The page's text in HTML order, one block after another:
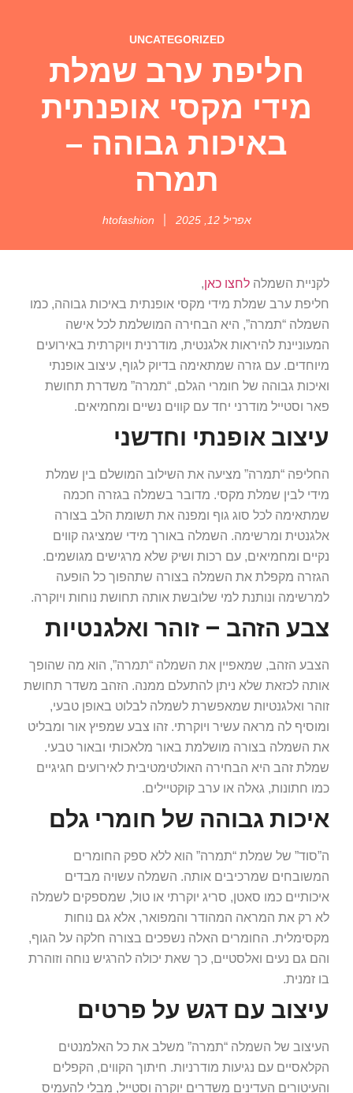
UNCATEGORIZED
חליפת ערב שמלת
מידי מקסי אופנתית
באיכות גבוהה –
תמרה
אפריל 12, 2025 htofashion
לקניית השמלה לחצו כאן,
חליפת ערב שמלת מידי מקסי אופנתית באיכות גבוהה, כמו
השמלה “תמרה”, היא הבחירה המושלמת לכל אישה
המעוניינת להיראות אלגנטית, מודרנית ויוקרתית באירועים
מיוחדים. עם גזרה שמתאימה בדיוק לגוף, עיצוב אופנתי
ואיכות גבוהה של חומרי הגלם, “תמרה” משדרת תחושת
פאר וסטייל מודרני יחד עם קווים נשיים ומחמיאים.
עיצוב אופנתי וחדשני
החליפה “תמרה” מציעה את השילוב המושלם בין שמלת
מידי לבין שמלת מקסי. מדובר בשמלה בגזרה חכמה
שמתאימה לכל סוג גוף ומפנה את תשומת הלב בצורה
אלגנטית ומרשימה. השמלה באורך מידי שמציגה קווים
נקיים ומחמיאים, עם רכות ושיק שלא מרגישים מגושמים.
הגזרה מקפלת את השמלה בצורה שתהפוך כל הופעה
למרשימה ונותנת למי שלובשת אותה תחושת נוחות ויוקרה.
צבע הזהב – זוהר ואלגנטיות
הצבע הזהב, שמאפיין את השמלה “תמרה”, הוא מה שהופך
אותה לכזאת שלא ניתן להתעלם ממנה. הזהב משדר תחושת
זוהר ואלגנטיות שמאפשרת לשמלה לבלוט באופן טבעי,
ומוסיף לה מראה עשיר ויוקרתי. זהו צבע שמפיץ אור ומבליט
את השמלה בצורה מושלמת באור מלאכותי ובאור טבעי.
שמלת זהב היא הבחירה האולטימטיבית לאירועים חגיגיים
כמו חתונות, גאלה או ערב קוקטיילים.
איכות גבוהה של חומרי גלם
ה”סוד” של שמלת “תמרה” הוא ללא ספק החומרים
המשובחים שמרכיבים אותה. השמלה עשויה מבדים
איכותיים כמו סאטן, סריג יוקרתי או טול, שמספקים לשמלה
לא רק את המראה המהודר והמפואר, אלא גם נוחות
מקסימלית. החומרים האלה נשפכים בצורה חלקה על הגוף,
והם גם נעים ואלסטיים, כך שאת יכולה להרגיש נוחה וזוהרת
בו זמנית.
עיצוב עם דגש על פרטים
העיצוב של השמלה “תמרה” משלב את כל האלמנטים
הקלאסיים עם נגיעות מודרניות. חיתוך הקווים, הקפלים
והעיטורים העדינים משדרים יוקרה וסטייל, מבלי להעמיס